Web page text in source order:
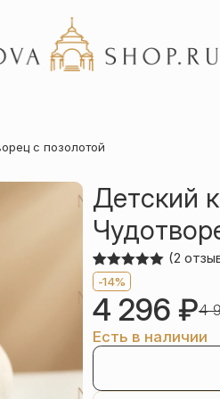
с позолотой
Детский
Рейтинг
5.00из 5
на основе
опроса
2
(2
-14%
4 296 ₽4
Есть в наличии